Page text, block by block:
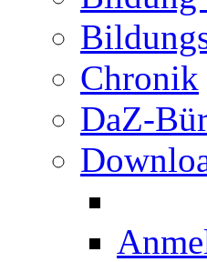
Chronik
DaZ-